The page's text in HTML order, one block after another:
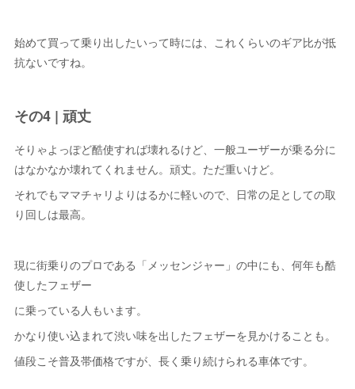
始めて買って乗り出したいって時には、これくらいのギア比が抵
抗ないですね。
その4 | 頑丈
そりゃよっぽど酷使すれば壊れるけど、一般ユーザーが乗る分に
はなかなか壊れてくれません。頑丈。ただ重いけど。
それでもママチャリよりはるかに軽いので、日常の足としての取
り回しは最高。
現に街乗りのプロである「メッセンジャー」の中にも、何年も酷
使したフェザー
に乗っている人もいます。
かなり使い込まれて渋い味を出したフェザーを見かけることも。
値段こそ普及帯価格ですが、長く乗り続けられる車体です。